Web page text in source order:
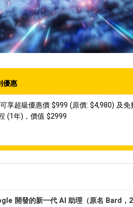
優惠
享超級優惠價 $999 (原價: $4,980) 及免
(1年)，價值 $2999
開發的新一代 AI 助理（原名 Bard，